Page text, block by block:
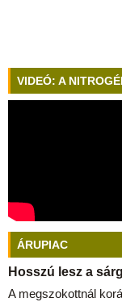
VIDEÓ: A
ÁRUPIAC
Hosszú lesz a
A megszokottnál